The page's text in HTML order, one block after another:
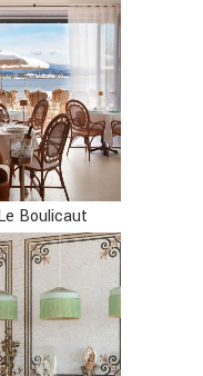
Boulicaut